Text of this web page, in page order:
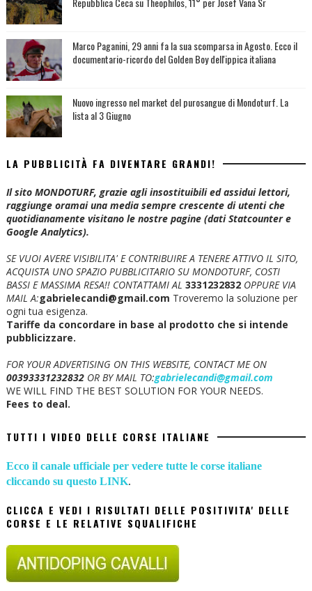
Marco Paganini, 29 anni fa la sua scomparsa in Agosto. Ecco il
documentario-ricordo del Golden Boy dell'ippica italiana
Nuovo ingresso nel market del purosangue di Mondoturf. La
lista al 3 Giugno
LA PUBBLICITÀ FA DIVENTARE GRANDI!
Il sito MONDOTURF, grazie agli insostituibili ed assidui lettori,
raggiunge oramai una media sempre crescente di utenti che
quotidianamente visitano le nostre pagine (dati Statcounter e
Google Analytics).
SE VUOI AVERE VISIBILITA' E CONTRIBUIRE A TENERE ATTIVO IL SITO,
ACQUISTA UNO SPAZIO PUBBLICITARIO SU MONDOTURF, COSTI
BASSI E MASSIMA RESA!! CONTATTAMI AL 3331232832 OPPURE VIA
MAIL A:gabrielecandi@gmail.com Troveremo la soluzione per
ogni tua esigenza.
Tariffe da concordare in base al prodotto che si intende
pubblicizzare.
FOR YOUR ADVERTISING ON THIS WEBSITE, CONTACT ME ON
00393331232832OR BY MAIL TO:gabrielecandi@gmail.com
WE WILL FIND THE BEST SOLUTION FOR YOUR NEEDS.
Fees to deal.
TUTTI I VIDEO DELLE CORSE ITALIANE
Ecco il canale ufficiale per vedere tutte le corse italiane
cliccando su questo LINK.
CLICCA E VEDI I RISULTATI DELLE POSITIVITA' DELLE
CORSE E LE RELATIVE SQUALIFICHE